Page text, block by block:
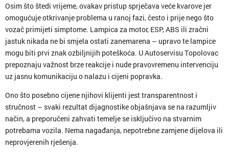
Osim što štedi vrijeme, ovakav pristup sprječava veće kvarove jer
omogućuje otkrivanje problema u ranoj fazi, često i prije nego što
vozač primijeti simptome. Lampica za motor, ESP, ABS ili zračni
jastuk nikada ne bi smjela ostati zanemarena – upravo te lampice
mogu biti prvi znak ozbiljnijih poteškoća. U Autoservisu Topolovac
prepoznaju važnost brze reakcije i nude pravovremenu intervenciju
uz jasnu komunikaciju o nalazu i cijeni popravka.
Ono što posebno cijene njihovi klijenti jest transparentnost i
stručnost – svaki rezultat dijagnostike objašnjava se na razumljiv
način, a preporučeni zahvati temelje se isključivo na stvarnim
potrebama vozila. Nema nagađanja, nepotrebne zamjene dijelova ili
neprovjerenih rješenja.